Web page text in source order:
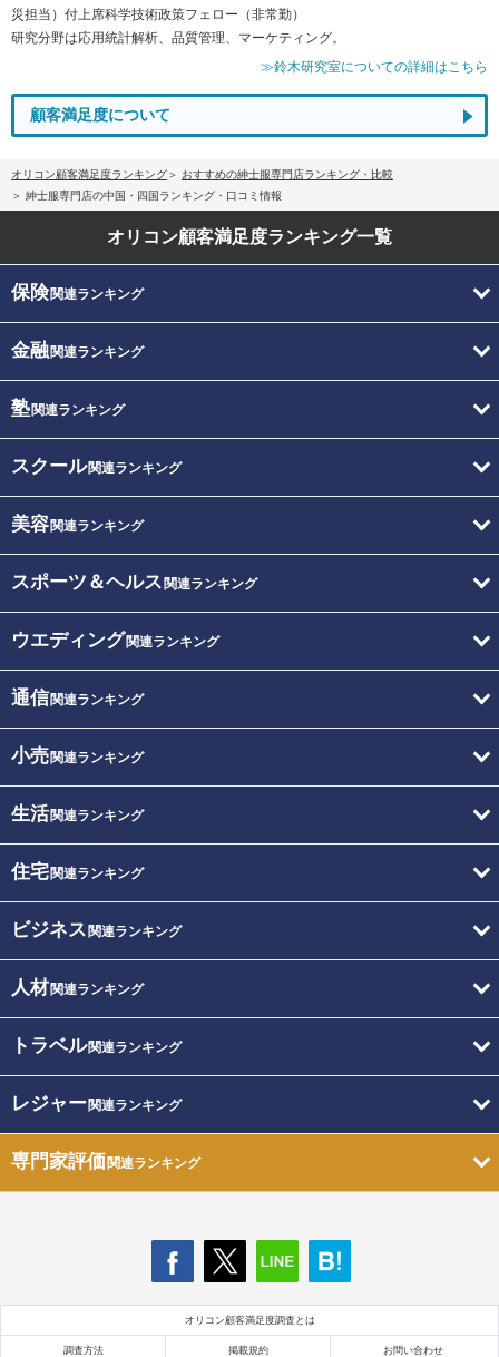
災担当）付上席科学技術政策フェロー（非常勤）
研究分野は応用統計解析、品質管理、マーケティング。
≫鈴木研究室についての詳細はこちら
顧客満足度について
オリコン顧客満足度ランキング
おすすめの紳士服専門店ランキング・比較
紳士服専門店の中国・四国ランキング・口コミ情報
オリコン顧客満足度ランキング一覧
保険関連ランキング
金融関連ランキング
塾関連ランキング
スクール関連ランキング
美容関連ランキング
スポーツ＆ヘルス 関連ランキング
ウエディング関連ランキング
通信関連ランキング
小売関連ランキング
生活関連ランキング
住宅関連ランキング
ビジネス 関連ランキング
人材関連ランキング
トラベル関連ランキング
レジャー関連ランキング
専門家評価関連ランキング
オリコン顧客満足度調査とは
調査方法 掲載規約 お問い合わせ